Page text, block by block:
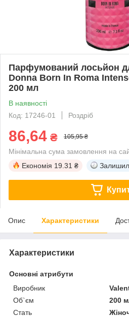
Парфумований лосьйон
Donna Born In Roma
200 мл
В наявності
Код: 17246-01
Роздріб
86,64 ₴ 105,95 ₴
Мінімальна сума замовлення на
Економія 19.31 ₴
Опис Характеристики
Характеристики
Основні атрибути
Виробник
Об`єм
200
Стать